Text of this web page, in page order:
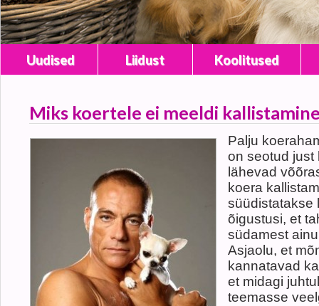
Uudised Liidust Koolitused
Miks koertele ei meeldi
Palju
on seotud just
lähevad
koera
süüdistatakse
õigustusi, et
südamest
Asjaolu, et
kannatavad
et midagi
teemasse